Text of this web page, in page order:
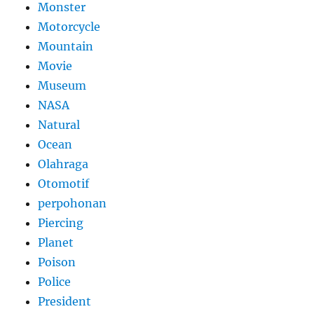
Monster
Motorcycle
Mountain
Movie
Museum
NASA
Natural
Ocean
Olahraga
Otomotif
perpohonan
Piercing
Planet
Poison
Police
President